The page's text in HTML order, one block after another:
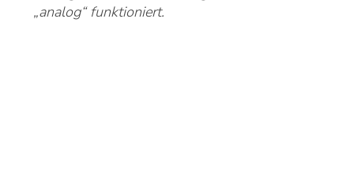
„analog“ funktioniert.